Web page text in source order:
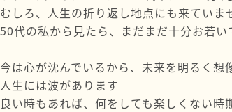
むしろ、人生の折り返し地点にも来ていま
50代の私から見たら、まだまだ十分お若い
今は心が沈んでいるから、未来を明るく想
人生には波があります
良い時もあれば、何をしても楽しくない時